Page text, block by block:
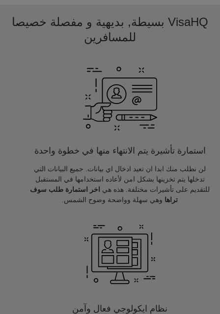
VisaHQ بسيطة, بديهية و مفصلة خصيصا
للمسافرين
استمارة تأشيرة يتم الانتهاء منها في خطوة واحدة
لن نطلب منك ابدا ان تعيد ادخال اي بيانات. جميع البيانات التي
تدخلها يتم تخزينها بشكل امن لأعاده استخدامها في المستقبل
للتقديم على تأشيرات مختلفة. هذه هي
اخر استمارة طلب سوف
تراها وهي سهلة وواضحة وضوح الشمس.
نظام ايكولوجي فعال وآمن